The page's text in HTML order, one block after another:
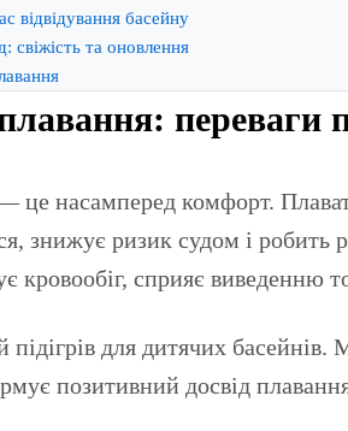
відвідування басейну
свіжість та оновлення
переваги
це насамперед комфорт.
знижує ризик судом і робить
кровообіг, сприяє виведенню
для дитячих
позитивний досвід